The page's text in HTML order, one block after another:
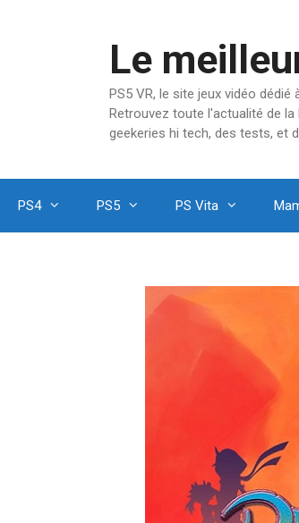
Le
PS5 VR, le site jeux vidéo
Retrouvez toute l'actualité de la
geekeries hi tech, des tests, et
PS4 PS5 PS Vita